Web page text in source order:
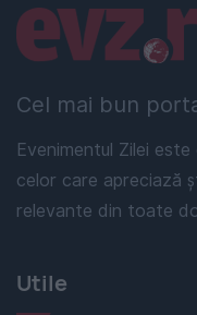
Cel mai bun
Evenimentul Zilei
celor care apreciază
relevante din toate
Linkuri utile
Utile